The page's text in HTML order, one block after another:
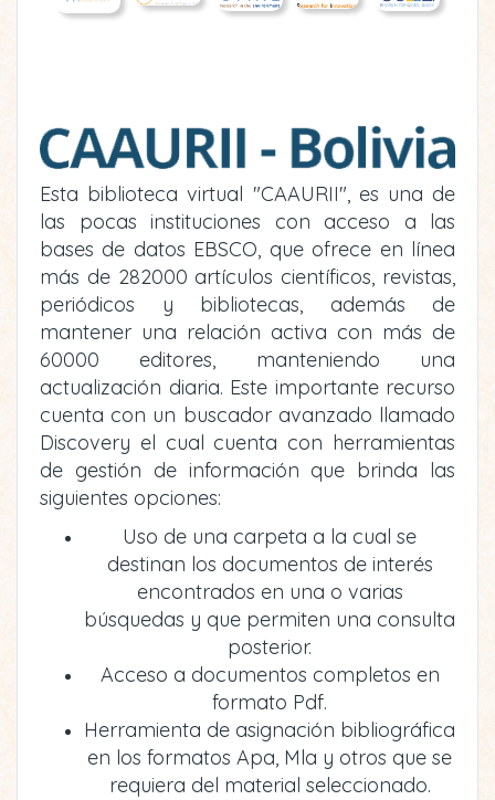
Esta biblioteca virtual "CAAURII", es una de
las pocas instituciones con acceso a las
bases de datos EBSCO, que ofrece en línea
más de 282000 artículos científicos, revistas,
periódicos y bibliotecas, además de
mantener una relación activa con más de
60000 editores, manteniendo una
actualización diaria. Este importante recurso
cuenta con un buscador avanzado llamado
Discovery el cual cuenta con herramientas
de gestión de información que brinda las
siguientes opciones:
Uso de una carpeta a la cual se
destinan los documentos de interés
encontrados en una o varias
búsquedas y que permiten una consulta
posterior.
Acceso a documentos completos en
formato Pdf.
Herramienta de asignación bibliográfica
en los formatos Apa, Mla y otros que se
requiera del material seleccionado.